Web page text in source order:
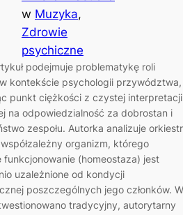
w Muzyka
Zdrowie
psychiczne
podejmuje problematykę roli
kontekście psychologii przywództwa,
punkt ciężkości z czystej interpretacji
na odpowiedzialność za dobrostan i
zespołu. Autorka analizuje
organizm, którego
funkcjonowanie (homeostaza) jest
uzależnione od kondycji
poszczególnych jego członków. W
tradycyjny, autorytarny